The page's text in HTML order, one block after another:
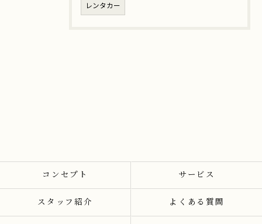
レンタカー
コンセプト サービス
スタッフ紹介 よくある質問